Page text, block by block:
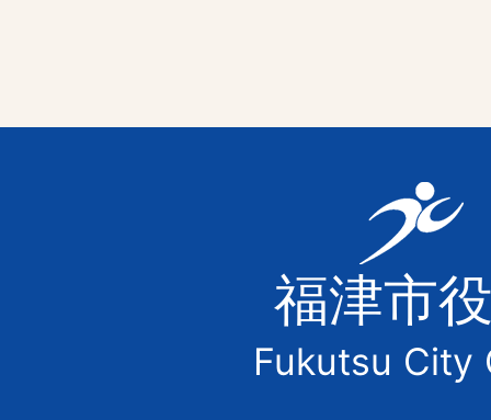
福
津
市
の
福津市
Fukutsu City